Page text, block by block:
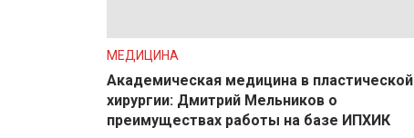
МЕДИЦИНА
Академическая медицина в пластической
хирургии: Дмитрий Мельников о
преимуществах работы на базе ИПХИК